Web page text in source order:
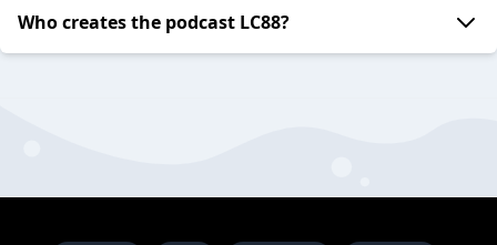
Who creates the podcast LC88?